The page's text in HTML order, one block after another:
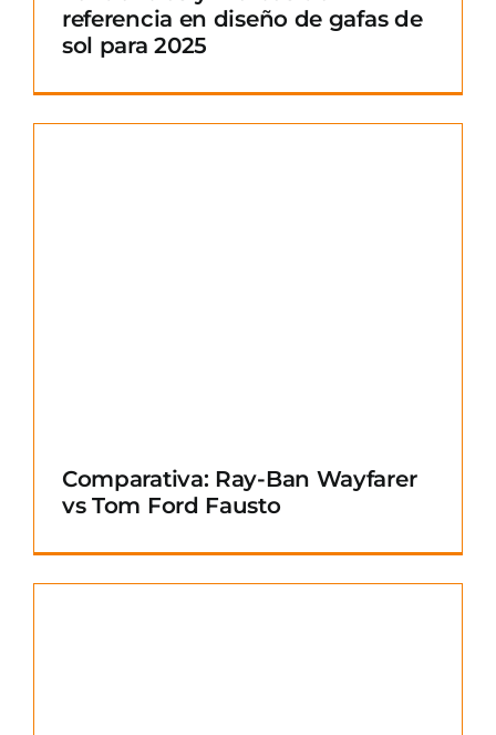
referencia en diseño de gafas de
sol para 2025
Comparativa: Ray-Ban Wayfarer
vs Tom Ford Fausto